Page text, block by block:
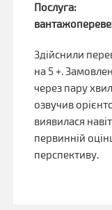
Послуга:
Здійснили
на 5 +.
через пару
озвучив
виявилася
первинній
перспективу.